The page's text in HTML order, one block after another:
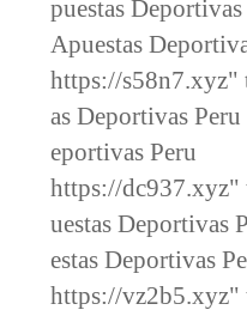
puestas
Apuestas
https://s58n7.xyz"
as Deportivas
eportivas Peru
https://dc937.xyz"
uestas
estas Deportivas
https://vz2b5.xyz"